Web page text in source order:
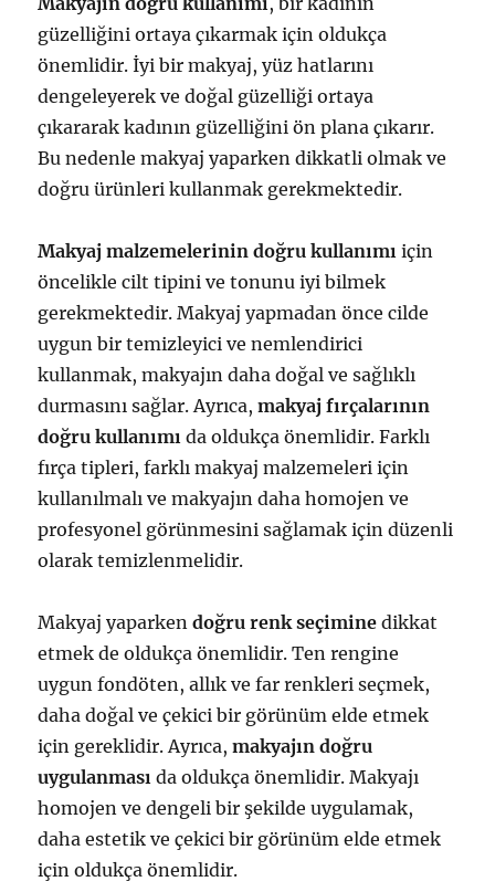
güzelliğini ortaya çıkarmak için oldukça
önemlidir. İyi bir makyaj, yüz hatlarını
dengeleyerek ve doğal güzelliği ortaya
çıkararak kadının güzelliğini ön plana çıkarır.
Bu nedenle makyaj yaparken dikkatli olmak ve
doğru ürünleri kullanmak gerekmektedir.
Makyaj malzemelerinin doğru kullanımı için
öncelikle cilt tipini ve tonunu iyi bilmek
gerekmektedir. Makyaj yapmadan önce cilde
uygun bir temizleyici ve nemlendirici
kullanmak, makyajın daha doğal ve sağlıklı
durmasını sağlar. Ayrıca,makyaj fırçalarının
doğru kullanımı da oldukça önemlidir. Farklı
fırça tipleri, farklı makyaj malzemeleri için
kullanılmalı ve makyajın daha homojen ve
profesyonel görünmesini sağlamak için düzenli
olarak temizlenmelidir.
Makyaj yaparkendoğru renk seçimine dikkat
etmek de oldukça önemlidir. Ten rengine
uygun fondöten, allık ve far renkleri seçmek,
daha doğal ve çekici bir görünüm elde etmek
için gereklidir. Ayrıca,makyajın doğru
uygulanması da oldukça önemlidir. Makyajı
homojen ve dengeli bir şekilde uygulamak,
daha estetik ve çekici bir görünüm elde etmek
için oldukça önemlidir.